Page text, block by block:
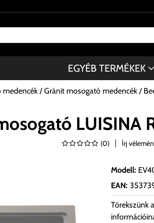
EGYÉB TERMÉKEK
medencék Gránit mosogató medencék
LUISINA
(0) Írj
Modell:
EAN:
Törekszünk